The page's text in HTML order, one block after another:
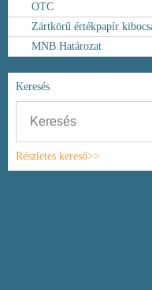
OTC
Zártkörű értékpapír
MNB Határozat
Keresés
Részletes kereső>>